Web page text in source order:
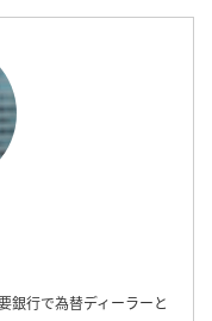
銀行で為替ディーラーと